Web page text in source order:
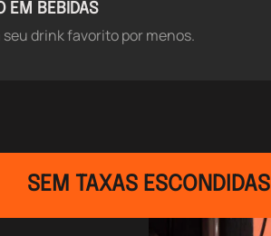
EM BEBIDAS
seu drink favorito por menos.
SEM TAXAS ESCONDIDAS